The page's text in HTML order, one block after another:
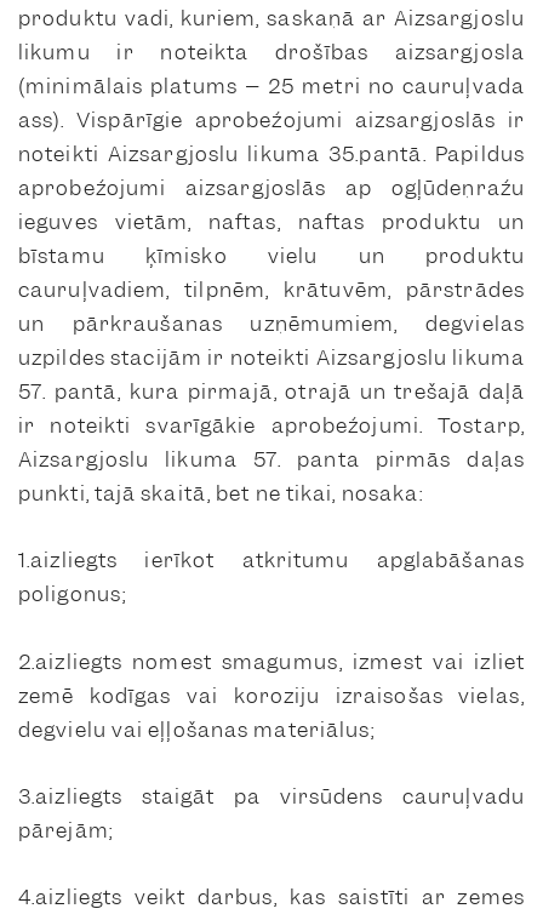
produktu vadi, kuriem, saskaņā ar Aizsargjoslu
likumu ir noteikta drošības aizsargjosla
(minimālais platums – 25 metri no cauruļvada
ass). Vispārīgie aprobežojumi aizsargjoslās ir
noteikti Aizsargjoslu likuma 35.pantā. Papildus
aprobežojumi aizsargjoslās ap ogļūdeņražu
ieguves vietām, naftas, naftas produktu un
bīstamu ķīmisko vielu un produktu
cauruļvadiem, tilpnēm, krātuvēm, pārstrādes
un pārkraušanas uzņēmumiem, degvielas
uzpildes stacijām ir noteikti Aizsargjoslu likuma
57. pantā, kura pirmajā, otrajā un trešajā daļā
ir noteikti svarīgākie aprobežojumi. Tostarp,
Aizsargjoslu likuma 57. panta pirmās daļas
punkti, tajā skaitā, bet ne tikai, nosaka:
1.aizliegts ierīkot atkritumu apglabāšanas
poligonus;
2.aizliegts nomest smagumus, izmest vai izliet
zemē kodīgas vai koroziju izraisošas vielas,
degvielu vai eļļošanas materiālus;
3.aizliegts staigāt pa virsūdens cauruļvadu
pārejām;
4.aizliegts veikt darbus, kas saistīti ar zemes